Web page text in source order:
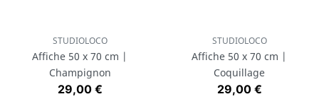
STUDIOLOCO
Affiche 50 x 70 cm |
Champignon
Prix
29,00 €
STUDIOLOCO
Affiche 50 x 70 cm |
Coquillage
Prix
29,00 €